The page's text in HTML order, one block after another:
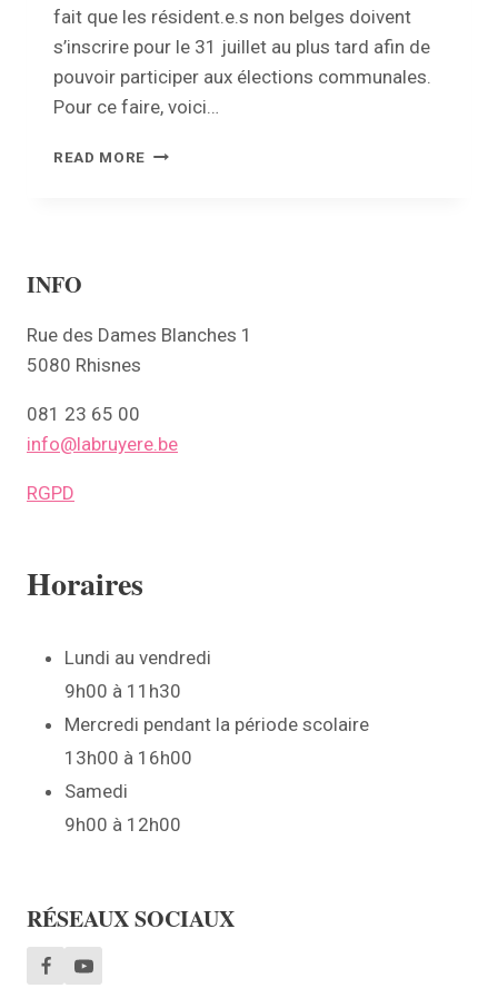
fait que les résident.e.s non belges doivent
s’inscrire pour le 31 juillet au plus tard afin de
pouvoir participer aux élections communales.
Pour ce faire, voici…
READ MORE ÉLECTIONS
NON
JUILLET
INFO
Rue des Dames Blanches 1
5080 Rhisnes
081 23 65 00
info@labruyere.be
RGPD
Horaires
Lundi au vendredi
9h00 à 11h30
Mercredi pendant la période scolaire
13h00 à 16h00
Samedi
9h00 à 12h00
RÉSEAUX SOCIAUX